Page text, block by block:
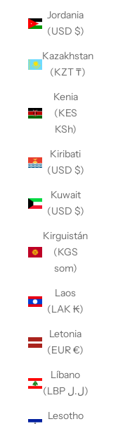
Jordania
(USD $)
Kazakhstan
(KZT ₸)
Kenia
(KES
KSh)
Kiribati
(USD $)
Kuwait
(USD $)
Kirguistán
(KGS
som)
Laos
(LAK ₭)
Letonia
(EUR €)
Líbano
(LBP ل.ل)
Lesotho